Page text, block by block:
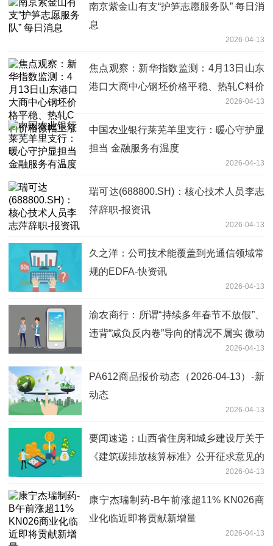
南京紫金山有支“护笋志愿服务队” 每日消
息
2026-04-13
焦点观察：新华指数监测：4月13日山东
港口大商中心钢坯价格平稳、热轧C料价
2026-04-13
中国农业银行莱芜羊里支行：暖心守护显
担当 金融服务有温度
2026-04-13
瑞可达(688800.SH)：核心技术人员李志
萍辞职-报资讯
2026-04-13
久之洋：公司技术能覆盖到光通信领域常
规的EDFA-快资讯
2026-04-13
渝农商行：所谓“持续多年春节不放假”、
违背“减负反内卷”导向的情况不属实 微动
2026-04-13
PA612商品报价动态（2026-04-13）-新
动态
2026-04-13
要闻速递：山西省住房和城乡建设厅关于
《建筑碳排放核算标准》公开征求意见的
2026-04-13
康宁杰瑞制药-B午前涨超11% KN026商
业化临近即将贡献新增量
2026-04-13